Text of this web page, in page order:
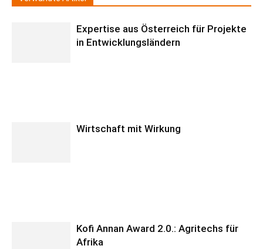
Expertise aus Österreich für Projekte
in Entwicklungsländern
Wirtschaft mit Wirkung
Kofi Annan Award 2.0.: Agritechs für
Afrika